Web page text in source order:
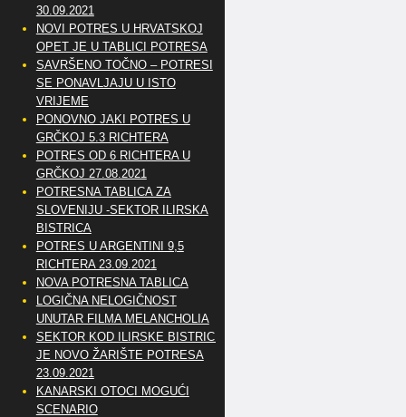
30.09.2021
NOVI POTRES U HRVATSKOJ
OPET JE U TABLICI POTRESA
SAVRŠENO TOČNO – POTRESI
SE PONAVLJAJU U ISTO
VRIJEME
PONOVNO JAKI POTRES U
GRČKOJ 5.3 RICHTERA
POTRES OD 6 RICHTERA U
GRČKOJ 27.08.2021
POTRESNA TABLICA ZA
SLOVENIJU -SEKTOR ILIRSKA
BISTRICA
POTRES U ARGENTINI 9,5
RICHTERA 23.09.2021
NOVA POTRESNA TABLICA
LOGIČNA NELOGIČNOST
UNUTAR FILMA MELANCHOLIA
SEKTOR KOD ILIRSKE BISTRICE
JE NOVO ŽARIŠTE POTRESA
23.09.2021
KANARSKI OTOCI MOGUĆI
SCENARIO